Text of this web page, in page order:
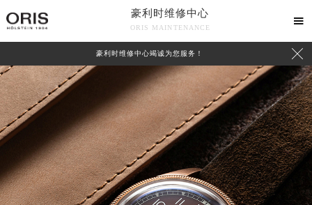
豪利时维修中心
ORIS MAINTENANCE

豪利时维修中心竭诚为您服务！ 
心介绍 联系我们